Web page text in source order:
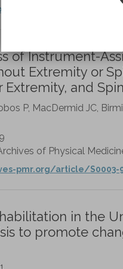
doi/full/10.3109/
of Instrument-
Extremity or
and
P, MacDermid JC,
of Physical
pmr.org/article/S0003-
in the
to promote